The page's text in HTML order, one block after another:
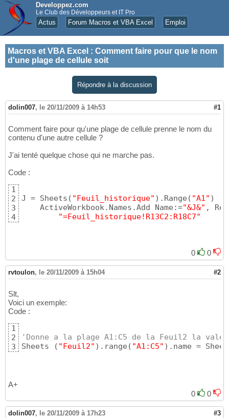
Developpez.com
Le Club des Développeurs et IT Pro
Actus Forum Macros et VBA Excel Emploi
Macros et VBA Excel : Comment faire pour que le nom
d'une plage de cellule soit
Répondre à la discussion
dolin007, le 20/11/2009 à 14h53 #1
Comment faire pour qu'une plage de cellule prenne le nom du
contenu d'une autre cellule ?
J'ai tenté quelque chose qui ne marche pas.
Code :
1
2
3
4
J = Sheets ( "Feuil_historique" ) .Range ( "A1" )
    ActiveWorkbook.Names.Add Name:=
"&J&" ,
"=Feuil_historique!R13C2:R18C7"
0 0
rvtoulon, le 20/11/2009 à 15h04 #2
Slt,
Voici un exemple:
Code :
1
2
3
'Donne a la plage A1:C5 de la Feuil2 la
Sheets
( "Feuil2" ) .range ( "A1:C5" ) .name =
A+
0
0
dolin007, le 20/11/2009 à 17h23 #3